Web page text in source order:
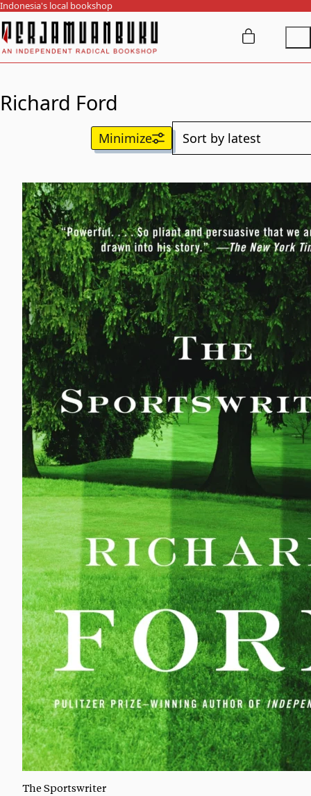
Indonesia's local bookshop
Richard Ford
The Sportswriter